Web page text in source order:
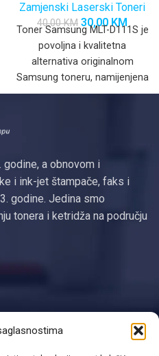
Zamjenski Laserski Toneri
40,00KM 30,00KM
Toner Samsung MLT-D111S je
povoljna i kvalitetna
alternativa originalnom
Samsung toneru, namijenjena
za korisnike koji žele
godine, a obnovom i
i ink-jet štampače, faks i
godine. Jedina smo
tonera i ketridža na području